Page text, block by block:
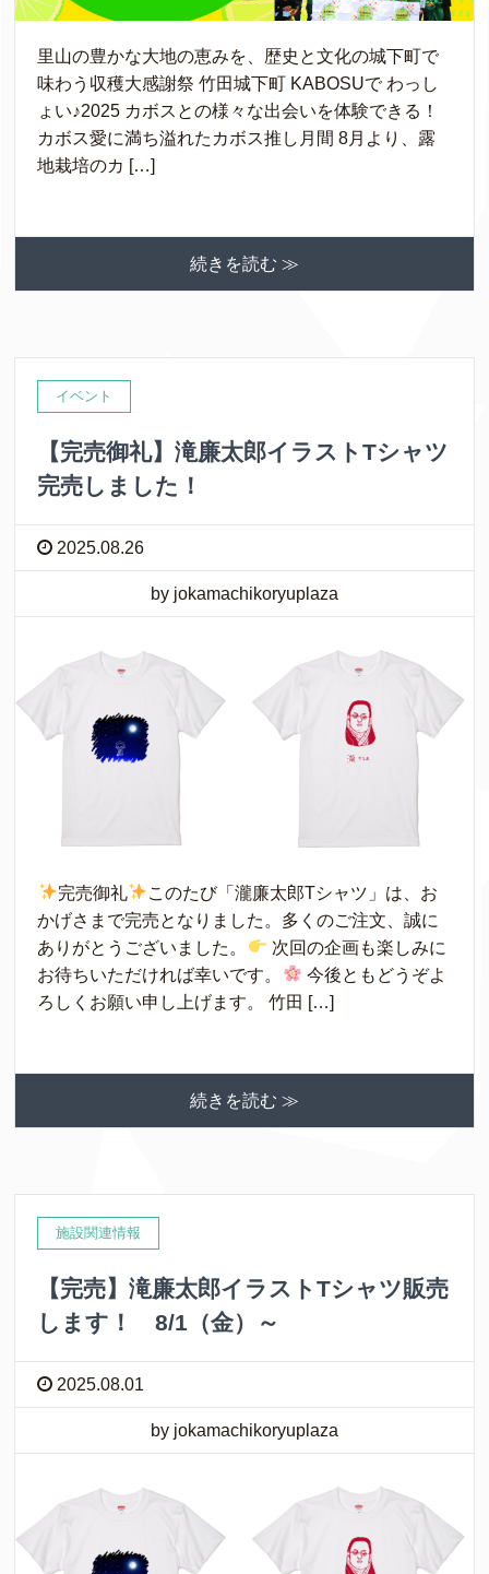
里山の豊かな大地の恵みを、歴史と文化の城下町で
味わう収穫大感謝祭 竹田城下町 KABOSUで わっし
ょい♪2025 カボスとの様々な出会いを体験できる！
カボス愛に満ち溢れたカボス推し月間 8月より、露
地栽培のカ […]
続きを読む ≫
イベント
【完売御礼】滝廉太郎イラストTシャツ
完売しました！
2025.08.26
by jokamachikoryuplaza
完売御礼
このたび「瀧廉太郎Tシャツ」は、お
かげさまで完売となりました。多くのご注文、誠に
ありがとうございました。
次回の企画も楽しみに
お待ちいただければ幸いです。
今後ともどうぞよ
ろしくお願い申し上げます。 竹田 […]
続きを読む ≫
施設関連情報
【完売】滝廉太郎イラストTシャツ販売
します！ 8/1（金）～
2025.08.01
by jokamachikoryuplaza